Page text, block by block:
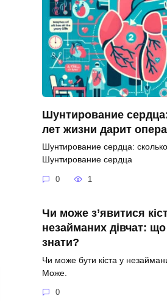
Шунтирование
лет жизни дарит
Шунтирование сердца:
Шунтирование сердца
0 1
Чи може з’явитися
незайманих дівчат:
знати?
Чи може бути кіста у
Може.
0